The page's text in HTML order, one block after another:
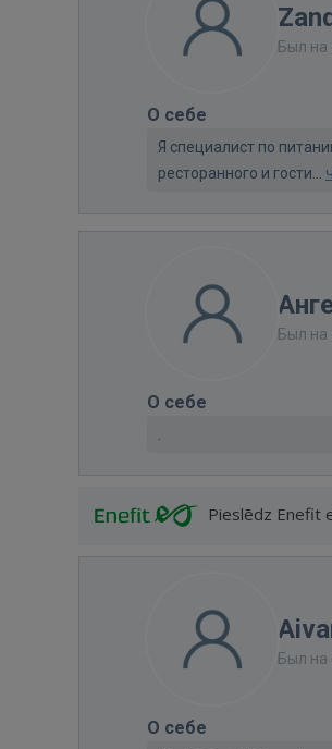
Был на
О себе
Я специалист по
ресторанного и гости...
Был на
О себе
Pieslēdz Enefit
Был на
О себе